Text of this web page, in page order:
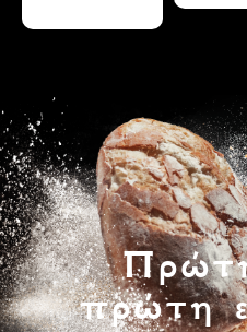
πρώτη